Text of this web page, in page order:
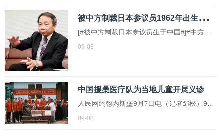
城及世界多地，人们都观赏到了本年度的这
和...
被
中方制裁日本参议员1962年出生于中国四川成都！
[#被中方制裁日本参议员生于中国#]#中方为
何首次制裁日本参议员#外交部8日上午宣布
人与石平进行交易、合作，禁止石平及其直
系亲属入境，即日起施行
09-08
中国援桑医疗队为当地儿童开展义诊
人民网约翰内斯堡9月7日电（记者邹松）9月
6日，桑给巴尔岛多勒地区洋溢着热烈而喜悦
09-08